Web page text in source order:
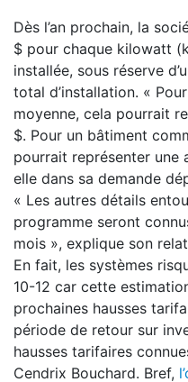
Dès l’an prochain, la
$ pour chaque kilowatt
installée, sous réserve
total d’installation. «
moyenne, cela pourrait
$. Pour un bâtiment
pourrait représenter
elle dans sa demande
« Les autres détails
programme seront
mois », explique son
En fait, les systèmes
10-12 car cette
prochaines hausses
période de retour sur
hausses tarifaires
Cendrix Bouchard. Bref,